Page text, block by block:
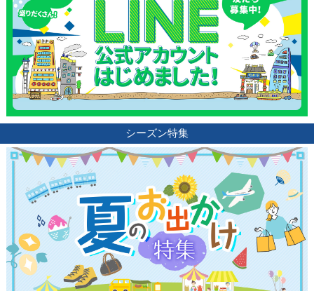
シーズン特集